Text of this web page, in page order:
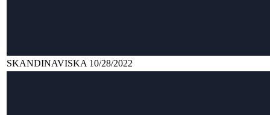
SKANDINAVISKA 10/28/2022